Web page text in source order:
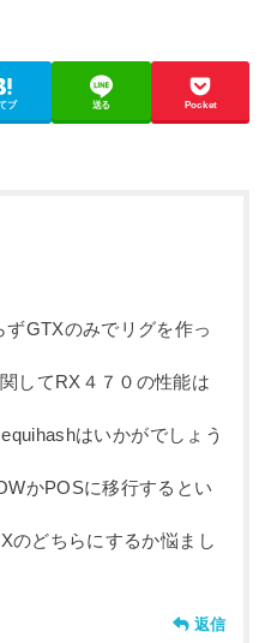
ブ 送る Pocket
GTXのみでリグを作っ
してRX４７０の性能は
はいかがでしょう
かPOSに移行するとい
どちらにするか悩まし
返信